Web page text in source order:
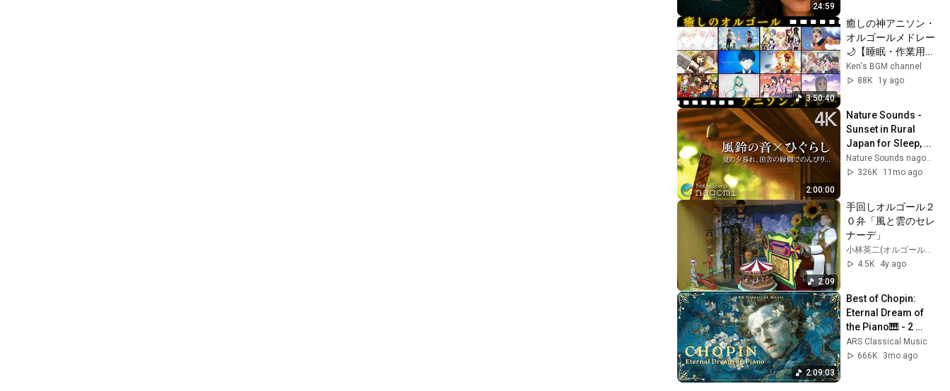
24:59
3:50:40
癒しの神アニソン・
オルゴールメドレー
🌙【睡眠・作業用
BGM,癒し 5分で眠れ
る】
Ken's BGM channel
88K
1y ago
2:00:00
Nature Sounds -
Sunset in Rural
Japan for Sleep,
Relax
326K
11mo ago
2:09
手回しオルゴール２
０弁「風と雲のセレ
ナーデ」
4.5K
4y ago
2:09:03
Best of Chopin:
Eternal Dream of
the Piano🎹 - 2
Hours NO ADS |
Classical Music
ARS Classical Music
666K
3mo ago